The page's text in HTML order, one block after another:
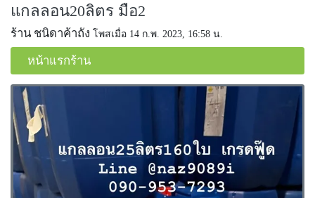
แกลลอน20ลิตร มือ2
ร้าน ชนิดาค้าถัง โพสเมื่อ 14 ก.พ. 2023, 16:58 น.
หน้าแรกร้าน